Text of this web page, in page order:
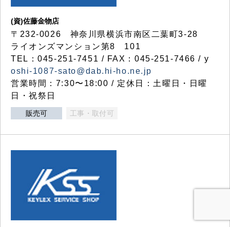
(資)佐藤金物店
〒232-0026 神奈川県横浜市南区二葉町3-28
ライオンズマンション第8 101
TEL：045-251-7451 / FAX：045-251-7466 / y
oshi-1087-sato@dab.hi-ho.ne.jp
営業時間：7:30〜18:00 / 定休日：土曜日・日曜
日・祝祭日
販売可 工事・取付可